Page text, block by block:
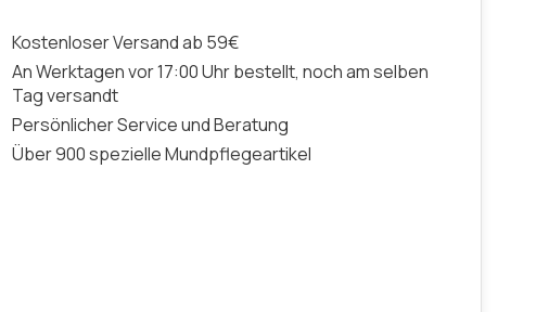
Kostenloser Versand ab 59€
An Werktagen vor 17:00 Uhr bestellt, noch am selben
Tag versandt
Persönlicher Service und Beratung
Über 900 spezielle Mundpflegeartikel